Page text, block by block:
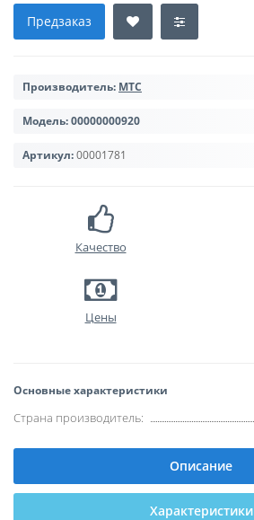
Предзаказ
Производитель: МТС
Модель:00000000920
Артикул:00001781
Качество
Цены
Основные характеристики
Страна производитель:
Описание
Характеристики